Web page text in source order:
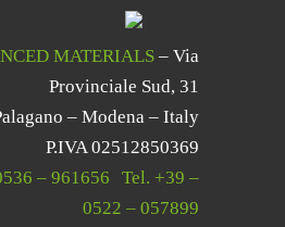
MATERIALS – Via
Provinciale Sud, 31
– Modena – Italy
P.IVA 02512850369
– 961656 Tel. +39 –
0522 – 057899